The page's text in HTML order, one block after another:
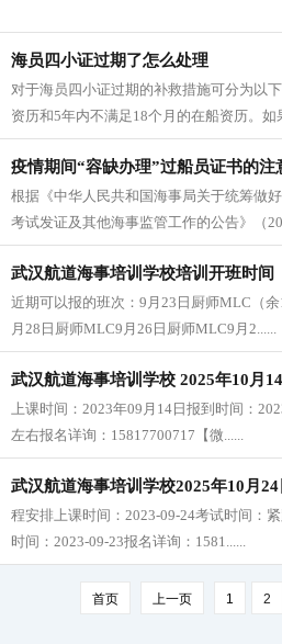
海员四小证过期了怎么处理
对于海员四小证过期的补救措施可分为以
资历和5年内不满足18个月的在船资历。如
疫情期间“容缺办理”过船员证书的注
根据《中华人民共和国海事局关于统筹做
考试发证及其他海事监管工作的公告》（
武汉航道海事培训学校培训开班时间
近期可以报的班次：9月23日厨师MLC（
月28日厨师MLC9月26日厨师MLC9月2......
武汉航道海事培训学校 2025年10月
上课时间：2023年09月14日报到时间：
左右报名详询：15817700717【微......
武汉航道海事培训学校2025年10月24
程安排上课时间：2023-09-24考试时间：
时间：2023-09-23报名详询：1581......
首页 上一页 1 2